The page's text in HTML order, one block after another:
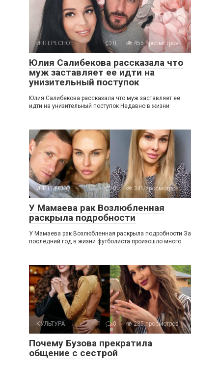
ИНТЕРЕСНОЕ 0 455 просмотров
Юлия Салибекова рассказала что
муж заставляет ее идти на
унизительный поступок
Юлия Салибекова рассказала что муж заставляет ее
идти на унизительный поступок Недавно в жизни
ИНТЕРЕСНОЕ 0 341 просмотров
У Мамаева рак Возлюбленная
раскрыла подробности
У Мамаева рак Возлюбленная раскрыла подробности За
последний год в жизни футболиста произошло много
КУЛЬТУРА 0 285 просмотров
Почему Бузова прекратила
общение с сестрой